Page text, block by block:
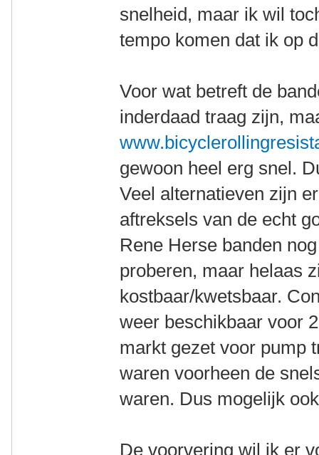
snelheid, maar ik wil
tempo komen dat ik op
Voor wat betreft de
inderdaad traag zijn,
gewoon heel erg snel.
Veel alternatieven zijn
aftreksels van de echt
Rene Herse banden
proberen, maar helaas
kostbaar/kwetsbaar.
weer beschikbaar voor
markt gezet voor pump
waren voorheen de
waren. Dus mogelijk
De voorvering wil ik er